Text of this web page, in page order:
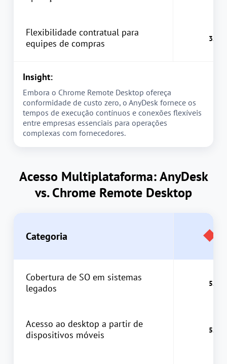
Flexibilidade contratual para
equipes de compras
Insight:
Embora o Chrome Remote Desktop ofereça
conformidade de custo zero, o AnyDesk fornece os
tempos de execução contínuos e conexões flexíveis
entre empresas essenciais para operações
complexas com fornecedores.
Acesso Multiplataforma: AnyDesk
vs. Chrome Remote Desktop
Categoria
Cobertura de SO em sistemas
legados
Acesso ao desktop a partir de
dispositivos móveis